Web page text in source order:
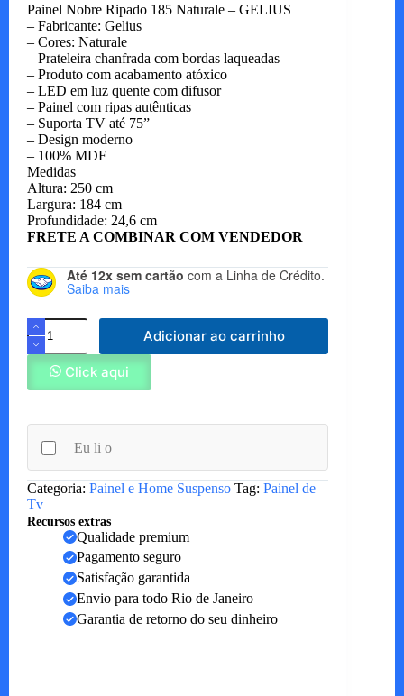
original
era:
R$ 990,00.
atual
é:
R$ 664,30.
Painel Nobre Ripado 185 Naturale – GELIUS
– Fabricante: Gelius
– Cores: Naturale
– Prateleira chanfrada com bordas laqueadas
– Produto com acabamento atóxico
– LED em luz quente com difusor
– Painel com ripas autênticas
– Suporta TV até 75”
– Design moderno
– 100% MDF
Medidas
Altura: 250 cm
Largura: 184 cm
Profundidade: 24,6 cm
FRETE A COMBINAR COM VENDEDOR
Até 12x sem cartão com a Linha de Crédito.
Saiba mais
Painel
Nobre
Ripado
quantidade
Adicionar ao carrinho
Click aqui
Eu li o
Categoria: Painel e Home Suspenso Tag: Painel de
Tv
Recursos extras
Qualidade premium
Pagamento seguro
Satisfação garantida
Envio para todo Rio de Janeiro
Garantia de retorno do seu dinheiro